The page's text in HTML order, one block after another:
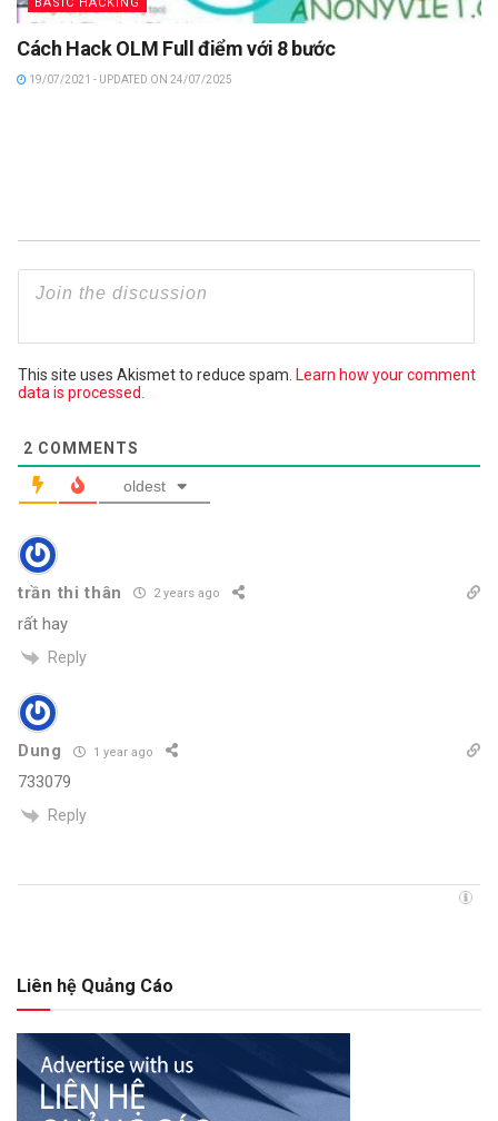
BASIC HACKING
Cách Hack OLM Full điểm với 8 bước
19/07/2021 - UPDATED ON 24/07/2025
This site uses Akismet to reduce spam. Learn how your comment
data is processed.
2 COMMENTS
oldest
trần thi thân 2 years ago
rất hay
Reply
Dung 1 year ago
733079
Reply
Liên hệ Quảng Cáo